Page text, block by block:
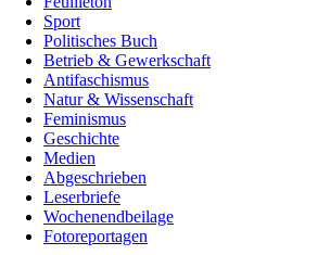
Sport
Politisches Buch
Betrieb & Gewerkschaft
Antifaschismus
Natur & Wissenschaft
Feminismus
Geschichte
Medien
Abgeschrieben
Leserbriefe
Wochenendbeilage
Fotoreportagen